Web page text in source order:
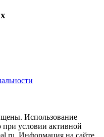
Использование
при условии активной